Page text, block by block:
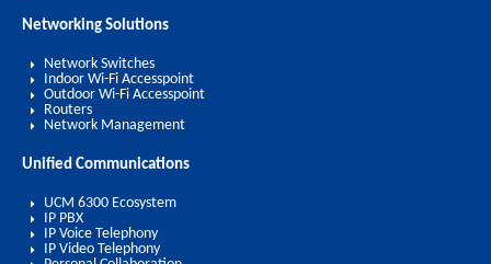
Networking Solutions
Network Switches
Indoor Wi-Fi Accesspoint
Outdoor Wi-Fi Accesspoint
Routers
Network Management
Unified Communications
UCM 6300 Ecosystem
IP PBX
IP Voice Telephony
IP Video Telephony